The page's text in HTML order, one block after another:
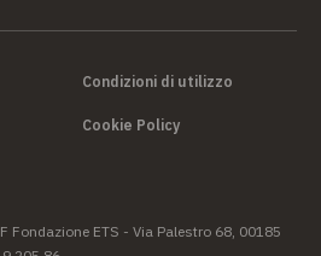
Condizioni di utilizzo
Cookie Policy
Fondazione ETS - Via Palestro 68, 00185